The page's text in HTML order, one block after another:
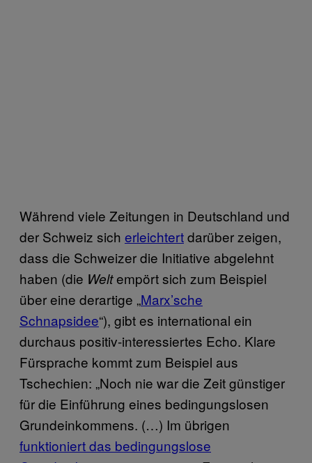
Während viele Zeitungen in Deutschland und
der Schweiz sich erleichtertdarüber zeigen,
dass die Schweizer die Initiative abgelehnt
haben (die Weltempört sich zum Beispiel
über eine derartige „Marx’sche
Schnapsidee“), gibt es international ein
durchaus positiv-interessiertes Echo. Klare
Fürsprache kommt zum Beispiel aus
Tschechien: „Noch nie war die Zeit günstiger
für die Einführung eines bedingungslosen
Grundeinkommens. (…) Im übrigen
funktioniert das bedingungslose